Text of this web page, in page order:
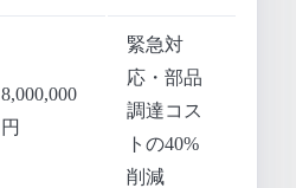
8,000,000
円
緊急対
応・部品
調達コス
トの40%
削減